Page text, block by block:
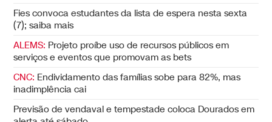
Fies convoca estudantes da lista de espera nesta sexta
(7); saiba mais
ALEMS: Projeto proíbe uso de recursos públicos em
serviços e eventos que promovam as bets
CNC: Endividamento das famílias sobe para 82%, mas
inadimplência cai
Previsão de vendaval e tempestade coloca Dourados em